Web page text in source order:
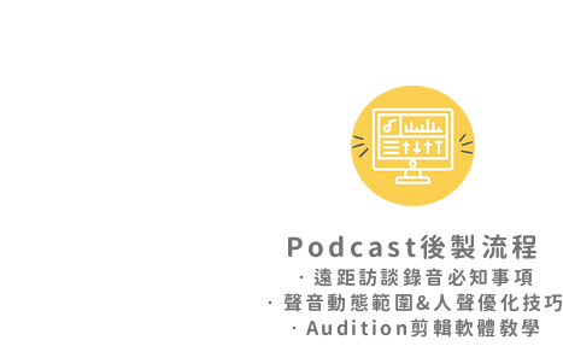
Podcast後製流程
•遠距訪談錄音必知事項
•聲音動態範圍&人聲優化技巧
•Audition剪輯軟體教學